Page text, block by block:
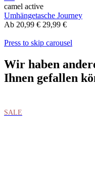
camel active
Umhängetasche Journey
Ab 20,99 € 29,99 €
Press to skip carousel
Wir haben
Ihnen gefallen
SALE